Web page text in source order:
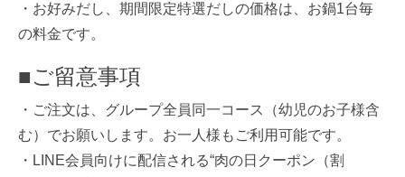
・お好みだし、期間限定特選だしの価格は、お鍋1台毎
の料金です。
■ご留意事項
・ご注文は、グループ全員同一コース（幼児のお子様含
む）でお願いします。お一人様もご利用可能です。
・LINE会員向けに配信される“肉の日クーポン（割